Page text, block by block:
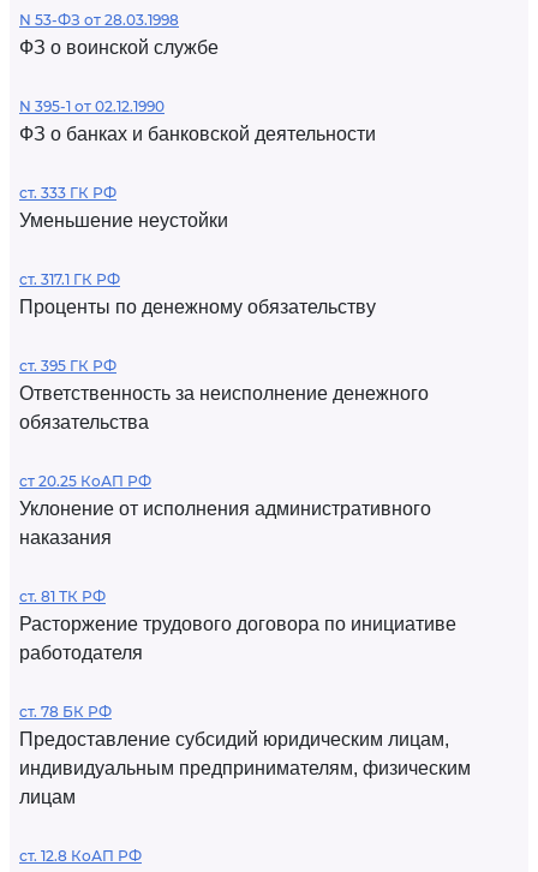
N 53-ФЗ от 28.03.1998
ФЗ о воинской службе
N 395-1 от 02.12.1990
ФЗ о банках и банковской деятельности
ст. 333 ГК РФ
Уменьшение неустойки
ст. 317.1 ГК РФ
Проценты по денежному обязательству
ст. 395 ГК РФ
Ответственность за неисполнение денежного
обязательства
ст 20.25 КоАП РФ
Уклонение от исполнения административного
наказания
ст. 81 ТК РФ
Расторжение трудового договора по инициативе
работодателя
ст. 78 БК РФ
Предоставление субсидий юридическим лицам,
индивидуальным предпринимателям, физическим
лицам
ст. 12.8 КоАП РФ